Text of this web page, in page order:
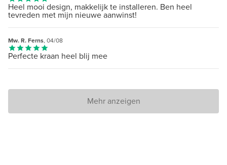
Heel mooi design, makkelijk te installeren. Ben heel
tevreden met mijn nieuwe aanwinst!
Mw. R. Ferns, 04/08
Perfecte kraan heel blij mee
Mehr anzeigen